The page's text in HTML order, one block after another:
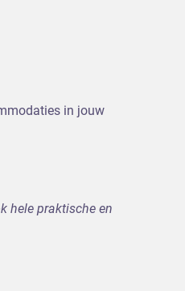
in jouw
hele praktische en